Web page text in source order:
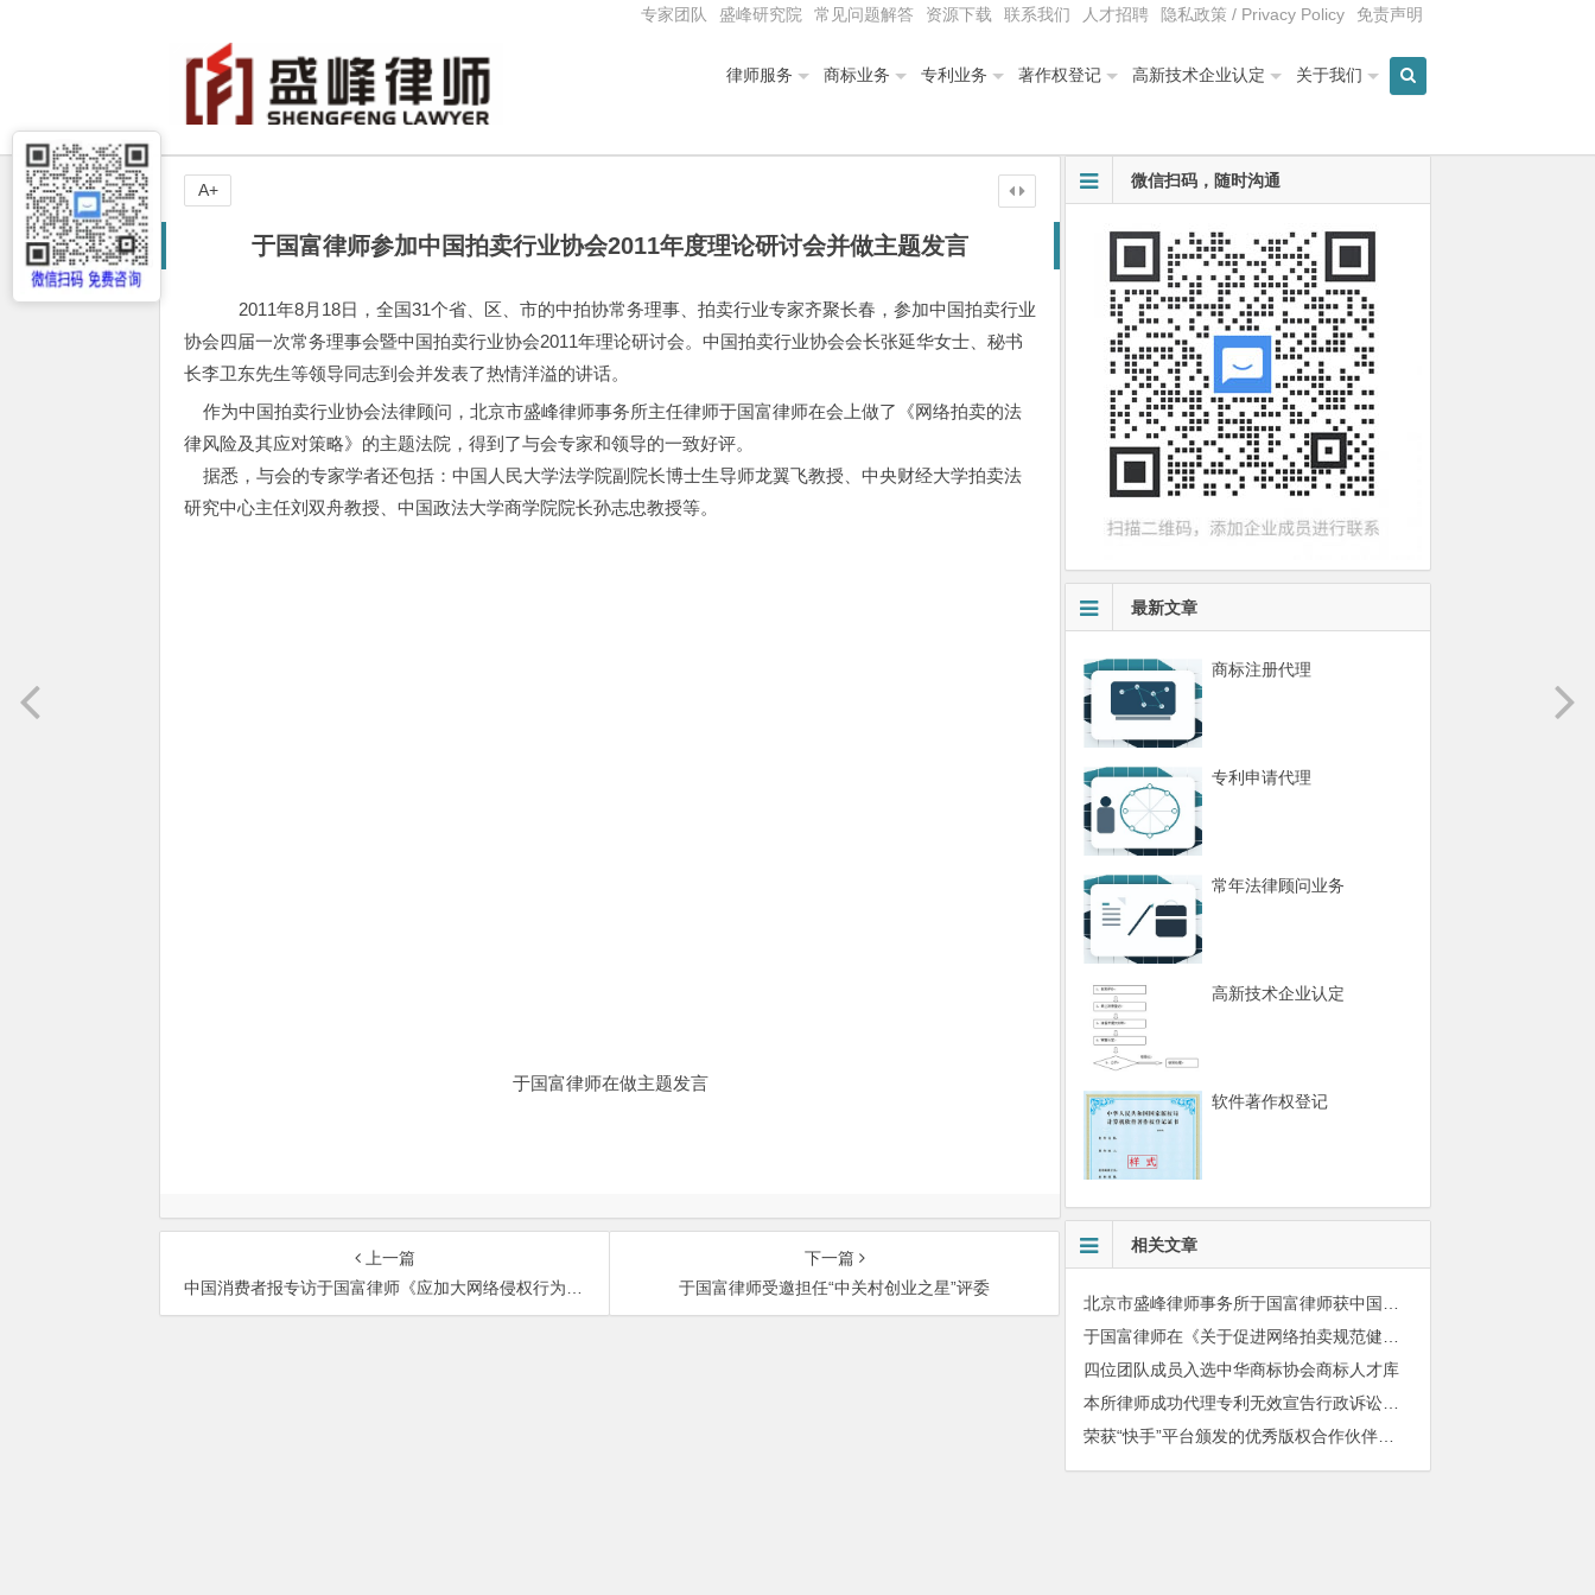
专家团队 盛峰研究院 常见问题解答 资源下载 联系我们 人才招聘 隐私政策 / Privacy Policy 免责声明
律师服务 商标业务 专利业务 著作权登记 高新技术企业认定 关于我们
于国富律师参加中国拍卖行业协会2011年度理论研讨会并做主题发言
2011年8月18日，全国31个省、区、市的中拍协常务理事、拍卖行业专家齐聚长春，参加中国拍卖行业
协会四届一次常务理事会暨中国拍卖行业协会2011年理论研讨会。中国拍卖行业协会会长张延华女士、秘书
长李卫东先生等领导同志到会并发表了热情洋溢的讲话。
作为中国拍卖行业协会法律顾问，北京市盛峰律师事务所主任律师于国富律师在会上做了《网络拍卖的法
律风险及其应对策略》的主题法院，得到了与会专家和领导的一致好评。
据悉，与会的专家学者还包括：中国人民大学法学院副院长博士生导师龙翼飞教授、中央财经大学拍卖法
研究中心主任刘双舟教授、中国政法大学商学院院长孙志忠教授等。
于国富律师在做主题发言
A+
上一篇
中国消费者报专访于国富律师《应加大网络侵权行为处罚力度》
下一篇
于国富律师受邀担任“中关村创业之星”评委
微信扫码，随时沟通
最新文章
商标注册代理
专利申请代理
常年法律顾问业务
高新技术企业认定
软件著作权登记
相关文章
四位团队成员入选中华商标协会商标人才库
本所律师成功代理专利无效宣告行政诉讼案件
荣获“快手”平台颁发的优秀版权合作伙伴奖牌